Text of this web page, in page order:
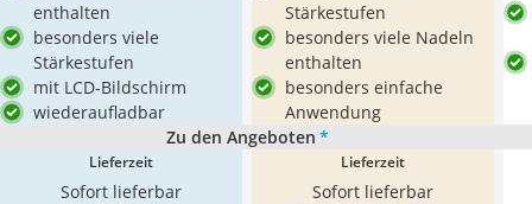
enthalten
besonders viele
Stärkestufen
mit LCD-Bildschirm
wiederaufladbar
Stärkestufen
besonders viele Nadeln
enthalten
besonders einfache
Anwendung
Zu den Angeboten *
Lieferzeit
Sofort lieferbar
Lieferzeit
Sofort lieferbar